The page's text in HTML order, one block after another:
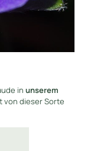
in unserem
von dieser Sorte